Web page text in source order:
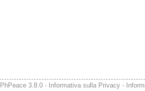
PhPeace 3.8.0- Informativa sulla Privacy-